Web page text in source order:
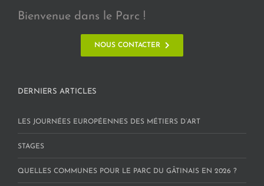
Bienvenue dans le Parc !
NOUS CONTACTER
DERNIERS ARTICLES
LES JOURNÉES EUROPÉENNES DES MÉTIERS D’ART
STAGES
QUELLES COMMUNES POUR LE PARC DU GÂTINAIS EN 2026 ?